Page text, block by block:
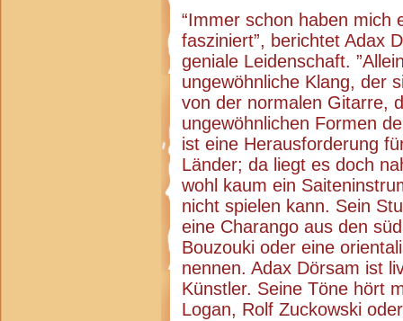
“Immer schon haben mich
fasziniert”, berichtet Adax
geniale Leidenschaft.
ungewöhnliche Klang, der
von der normalen Gitarre,
ungewöhnlichen Formen
ist eine Herausforderung
Länder; da liegt es doch
wohl kaum ein
nicht spielen kann. Sein
eine Charango aus den
Bouzouki oder eine
nennen. Adax Dörsam ist
Künstler. Seine Töne hört
Logan, Rolf Zuckowski